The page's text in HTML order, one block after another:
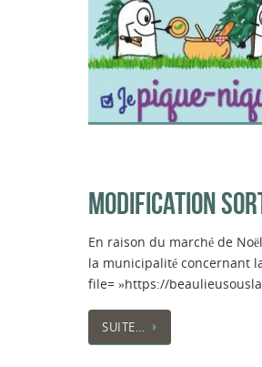
MODIFICATION
En raison du marché de
la municipalité concernant
file= »https://
SUITE…